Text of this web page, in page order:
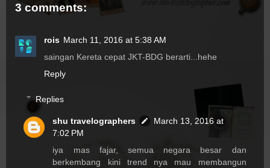
3 comments:
rois March 11, 2016 at 5:38 AM
saingan Kereta cepat JKT-BDG berarti...hehe
Reply
Replies
shu travelographers
March 13, 2016 at
7:02 PM
iya mas fajar, semua negara besar dan
berkembang kini trend nya mau membangun